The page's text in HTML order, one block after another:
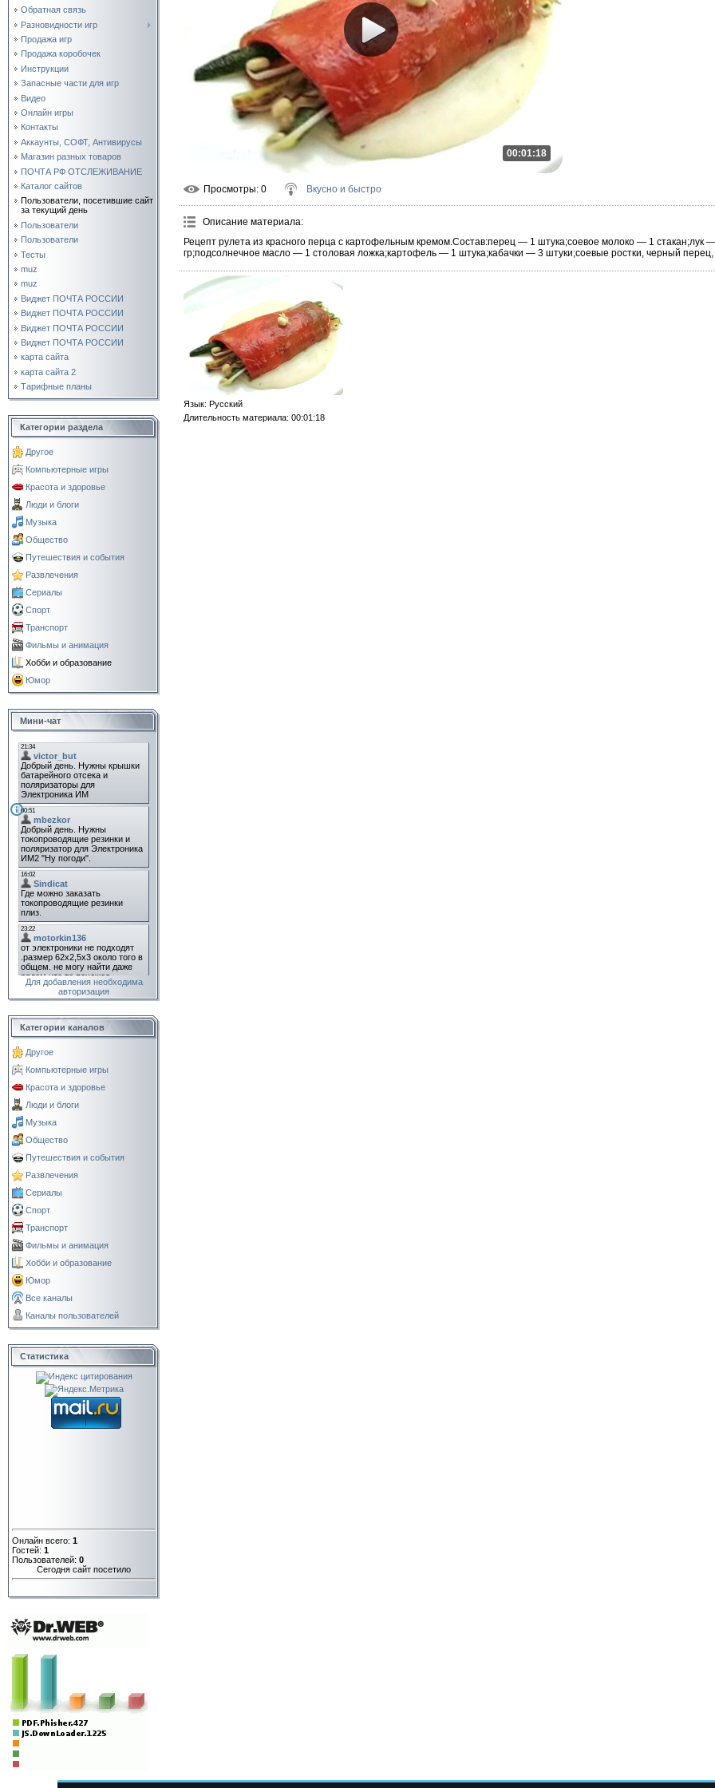
Обратная связь
Разновидности игр
Продажа игр
Продажа коробочек
Инструкции
Запасные части для игр
Видео
Онлайн игры
Контакты
Аккаунты, СОФТ, Антивирусы
Магазин разных товаров
ПОЧТА РФ ОТСЛЕЖИВАНИЕ
Каталог сайтов
Пользователи, посетившие сайт
за текущий день
Пользователи
Пользователи
Тесты
muz
muz
Виджет ПОЧТА РОССИИ
Виджет ПОЧТА РОССИИ
Виджет ПОЧТА РОССИИ
Виджет ПОЧТА РОССИИ
карта сайта
карта сайта 2
Тарифные планы
Категории раздела
Другое
Компьютерные игры
Красота и здоровье
Люди и блоги
Музыка
Общество
Путешествия и события
Развлечения
Сериалы
Спорт
Транспорт
Фильмы и анимация
Хобби и образование
Юмор
Мини-чат
Для добавления необходима
авторизация
Категории каналов
Другое
Компьютерные игры
Красота и здоровье
Люди и блоги
Музыка
Общество
Путешествия и события
Развлечения
Сериалы
Спорт
Транспорт
Фильмы и анимация
Хобби и образование
Юмор
Все каналы
Каналы пользователей
Статистика
Онлайн всего: 1
Гостей: 1
Пользователей: 0
Сегодня сайт посетило
00:01:18
Просмотры: 0 Вкусно и быстро
Описание материала:
Рецепт рулета из красного перца с картофельным кремом.Состав:перец — 1 штука;соевое молоко — 1 стакан;лук
гр;подсолнечное масло — 1 столовая ложка;картофель — 1 штука;кабачки — 3 штуки;соевые ростки, черный перец,
Язык: Русский
Длительность материала: 00:01:18